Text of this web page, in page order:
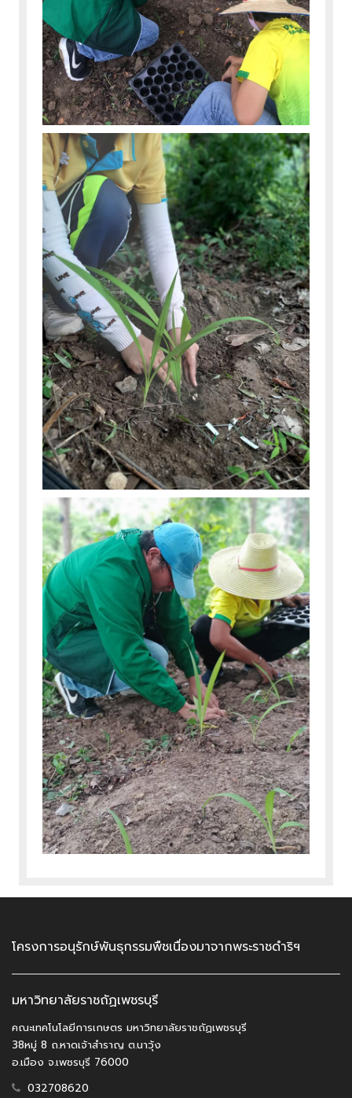
โครงการอนุรักษ์พันธุกรรมพืชเนื่องมาจากพระราชดำริฯ
มหาวิทยาลัยราชถัฏเพชรบุรี
คณะเทคโนโลยีการเกษตร มหาวิทยาลัยราชถัฏเพชรบุรี
38หมู่ 8 ถ.หาดเจ้าสำราญ ต.นาวุ้ง
อ.เมือง จ.เพชรบุรี 76000
032708620